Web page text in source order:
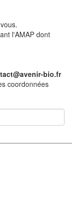
l'AMAP dont
bio.fr
coordonnées